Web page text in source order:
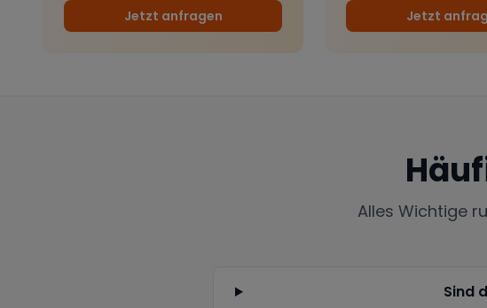
Jetzt anfragen Jetzt
Alles Wichtige
Sind